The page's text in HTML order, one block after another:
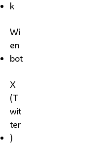
k
Wi
en
bot
X
(T
wit
ter
)